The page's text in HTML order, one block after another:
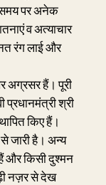
समय पर अनेक
व अत्याचार
रंग लाई और
अग्रसर हैं। पूरी
प्रधानमंत्री श्री
किए हैं।
जारी है। अन्य
हैं और किसी दुश्मन
नज़र से देख